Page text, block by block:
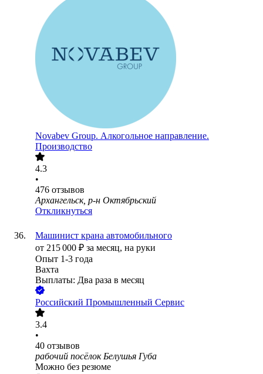
Novabev Group. Алкогольное направление.
Производство
4.3
•
476 отзывов
Архангельск, р-н Октябрьский
Откликнуться
Машинист крана автомобильного
от 215 000 ₽ за месяц, на руки
Опыт 1-3 года
Вахта
Выплаты: Два раза в месяц
Российский Промышленный Сервис
3.4
•
40 отзывов
рабочий посёлок Белушья Губа
Можно без резюме